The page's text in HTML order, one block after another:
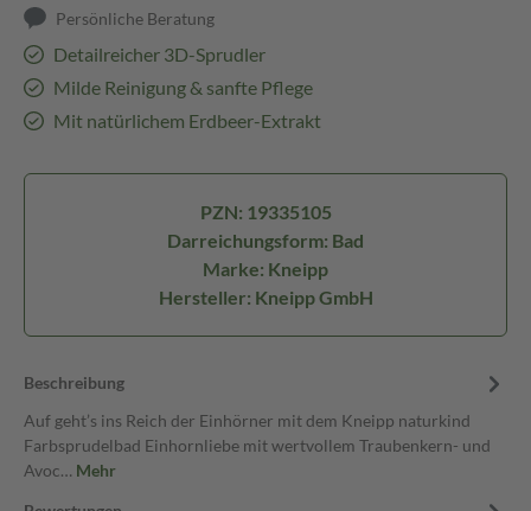
Persönliche Beratung
Detailreicher 3D-Sprudler
Milde Reinigung & sanfte Pflege
Mit natürlichem Erdbeer-Extrakt
PZN: 19335105
Darreichungsform: Bad
Marke: Kneipp
Hersteller: Kneipp GmbH
Beschreibung
Auf geht’s ins Reich der Einhörner mit dem Kneipp naturkind
Farbsprudelbad Einhornliebe mit wertvollem Traubenkern- und
Avoc… Mehr